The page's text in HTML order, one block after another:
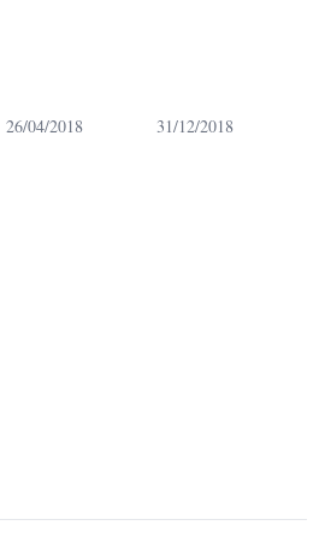
26/04/2018 31/12/2018